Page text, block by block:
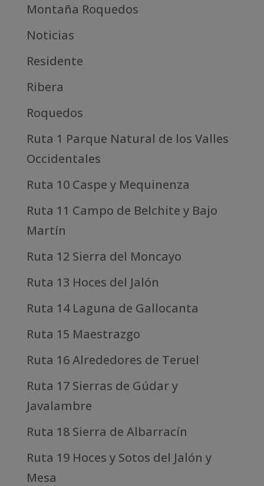
Montaña Roquedos
Noticias
Residente
Ribera
Roquedos
Ruta 1 Parque Natural de los Valles
Occidentales
Ruta 10 Caspe y Mequinenza
Ruta 11 Campo de Belchite y Bajo
Martín
Ruta 12 Sierra del Moncayo
Ruta 13 Hoces del Jalón
Ruta 14 Laguna de Gallocanta
Ruta 15 Maestrazgo
Ruta 16 Alrededores de Teruel
Ruta 17 Sierras de Gúdar y
Javalambre
Ruta 18 Sierra de Albarracín
Ruta 19 Hoces y Sotos del Jalón y
Mesa